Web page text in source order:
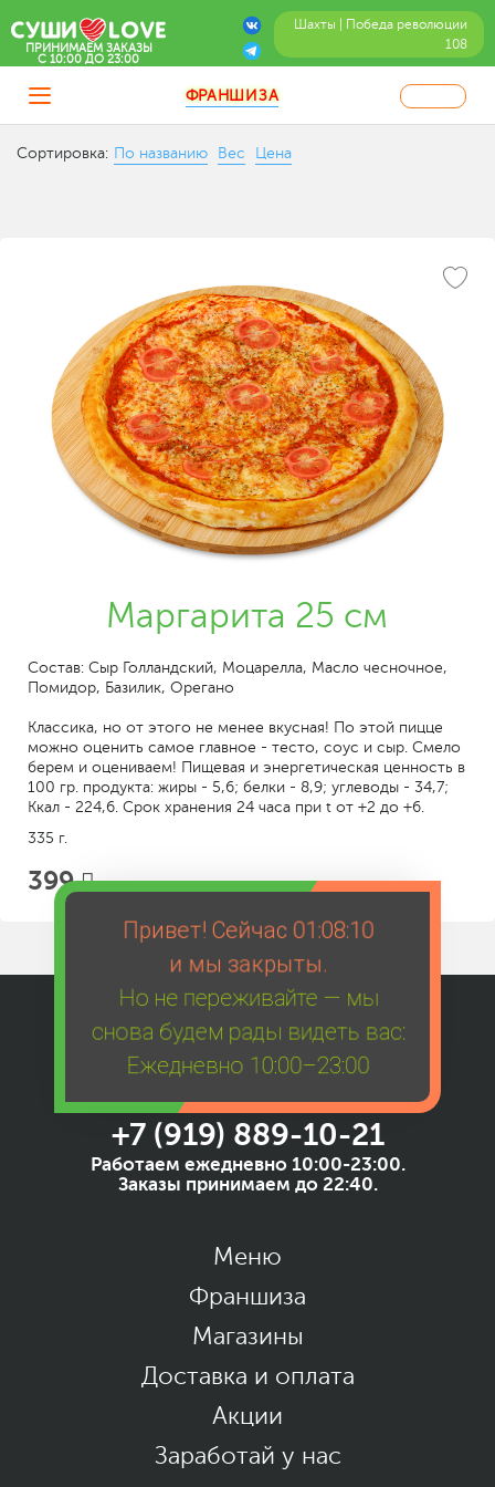
Привет! Сейчас 01:08:10
и мы закрыты.
Но не переживайте — мы
снова будем рады видеть вас:
Ежедневно 10:00–23:00
Шахты | Победа революции
108
ПРИНИМАЕМ ЗАКАЗЫ
C 10:00 ДО 23:00
ФРАНШИЗА
Сортировка: По названию Вес Цена
Маргарита 25 см
Состав: Сыр Голландский, Моцарелла, Масло чесночное,
Помидор, Базилик, Орегано
Классика, но от этого не менее вкусная! По этой пицце
можно оценить самое главное - тесто, соус и сыр. Смело
берем и оцениваем! Пищевая и энергетическая ценность в
100 гр. продукта: жиры - 5,6; белки - 8,9; углеводы - 34,7;
Ккал - 224,6. Срок хранения 24 часа при t от +2 до +6.
335 г.
399
+7 (919) 889-10-21
Работаем ежедневно 10:00-23:00.
Заказы принимаем до 22:40.
Меню
Франшиза
Магазины
Доставка и оплата
Акции
Заработай у нас